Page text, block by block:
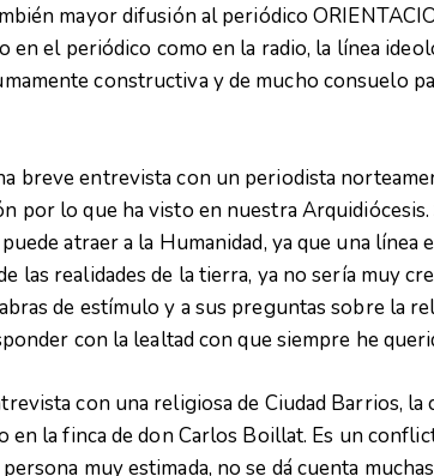
mayor difusión al periódico
en el periódico como en la radio, la línea
constructiva y de mucho consuelo
breve entrevista con un periodista
por lo que ha visto en nuestra
atraer a la Humanidad, ya que una línea
las realidades de la tierra, ya no sería muy
de estímulo y a sus preguntas sobre la
con la lealtad con que siempre he
con una religiosa de Ciudad Barrios, la
la finca de don Carlos Boillat. Es un
muy estimada, no se dá cuenta